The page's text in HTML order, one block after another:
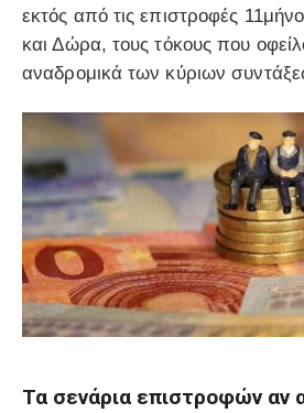
εκτός από τις επιστροφές
και Δώρα, τους τόκους που
αναδρομικά των κύριων
Τα σενάρια επιστροφών αν